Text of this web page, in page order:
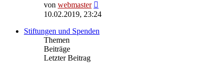
von webmaster
Beitrag
10.02.2019, 23:24
Stiftungen und Spenden
Themen
Beiträge
Letzter Beitrag